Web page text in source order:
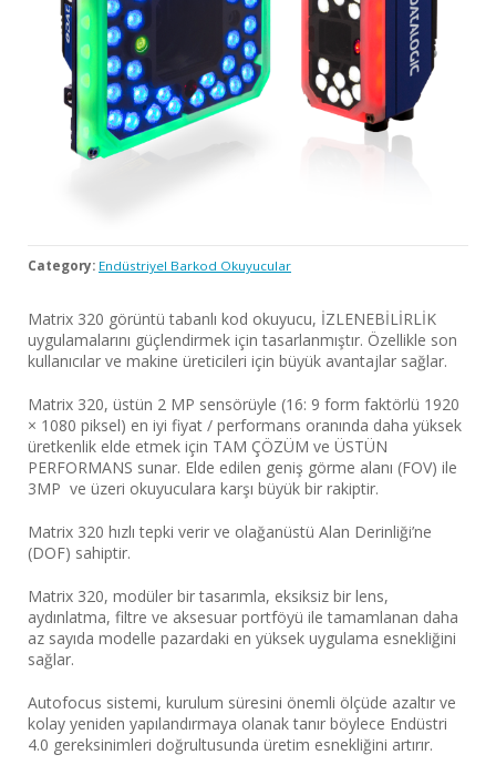
Category: Endüstriyel Barkod Okuyucular
Matrix 320 görüntü tabanlı kod okuyucu, İZLENEBİLİRLİK
uygulamalarını güçlendirmek için tasarlanmıştır. Özellikle son
kullanıcılar ve makine üreticileri için büyük avantajlar sağlar.
Matrix 320, üstün 2 MP sensörüyle (16: 9 form faktörlü 1920
× 1080 piksel) en iyi fiyat / performans oranında daha yüksek
üretkenlik elde etmek için TAM ÇÖZÜM ve ÜSTÜN
PERFORMANS sunar. Elde edilen geniş görme alanı (FOV) ile
3MP ve üzeri okuyuculara karşı büyük bir rakiptir.
Matrix 320 hızlı tepki verir ve olağanüstü Alan Derinliği’ne
(DOF) sahiptir.
Matrix 320, modüler bir tasarımla, eksiksiz bir lens,
aydınlatma, filtre ve aksesuar portföyü ile tamamlanan daha
az sayıda modelle pazardaki en yüksek uygulama esnekliğini
sağlar.
Autofocus sistemi, kurulum süresini önemli ölçüde azaltır ve
kolay yeniden yapılandırmaya olanak tanır böylece Endüstri
4.0 gereksinimleri doğrultusunda üretim esnekliğini artırır.